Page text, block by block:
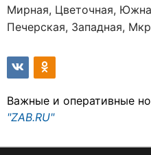
Мирная, Цветочная,
Печерская, Западная,
Важные и оперативные
"ZAB.RU"